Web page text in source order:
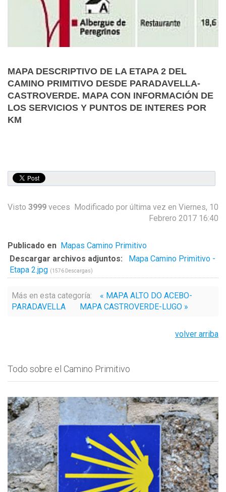
MAPA DESCRIPTIVO DE LA ETAPA 2 DEL
CAMINO PRIMITIVO DESDE PARADAVELLA-
CASTROVERDE. MAPA CON INFORMACIÓN DE
LOS SERVICIOS Y PUNTOS DE INTERES POR
KM
Visto 3999 veces Modificado por última vez en Viernes, 10
Febrero 2017 16:40
Publicado en Mapas Camino Primitivo
Descargar archivos adjuntos:
Mapa Camino Primitivo -
Etapa 2.jpg (1576 Descargas)
Más en esta categoría:
« MAPA ALTO DO ACEBO-
PARADAVELLA
MAPA CASTROVERDE-LUGO »
volver arriba
Todo sobre el Camino Primitivo